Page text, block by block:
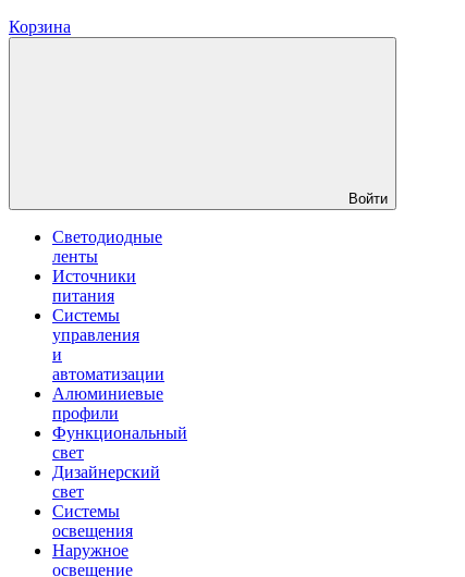
Корзина
Войти
Светодиодные
ленты
Источники
питания
Системы
управления
и
автоматизации
Алюминиевые
профили
Функциональный
свет
Дизайнерский
свет
Системы
освещения
Наружное
освещение